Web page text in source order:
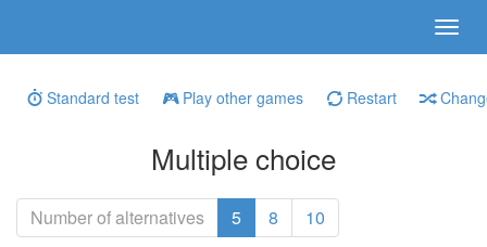
Standard test Play other games Restart
Multiple choice
Number of alternatives 5 8 10